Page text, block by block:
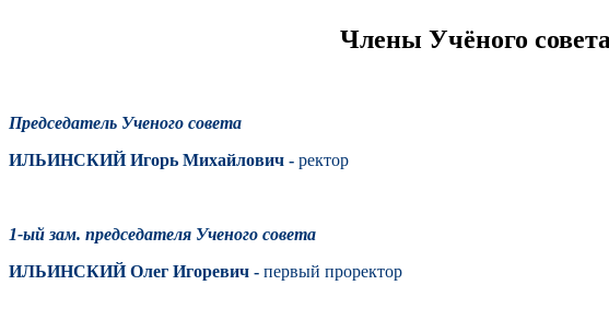
Члены Учёного
Председатель Ученого совета
ИЛЬИНСКИЙ Игорь Михайлович - ректор
1-ый зам. председателя Ученого совета
ИЛЬИНСКИЙ Олег Игоревич - первый проректор